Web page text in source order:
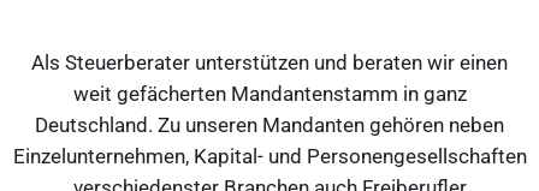
Als Steuerberater unterstützen und beraten wir einen
weit gefächerten Mandantenstamm in ganz
Deutschland. Zu unseren Mandanten gehören neben
Einzelunternehmen, Kapital- und Personengesellschaften